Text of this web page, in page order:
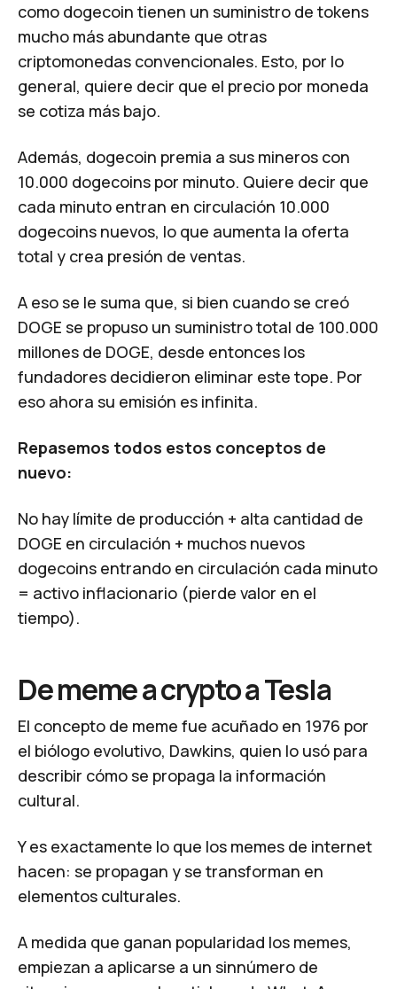
como dogecoin tienen un suministro de tokens
mucho más abundante que otras
criptomonedas convencionales. Esto, por lo
general, quiere decir que el precio por moneda
se cotiza más bajo.
Además, dogecoin premia a sus mineros con
10.000 dogecoins por minuto. Quiere decir que
cada minuto entran en circulación 10.000
dogecoins nuevos, lo que aumenta la oferta
total y crea presión de ventas.
A eso se le suma que, si bien cuando se creó
DOGE se propuso un suministro total de 100.000
millones de DOGE, desde entonces los
fundadores decidieron eliminar este tope. Por
eso ahora su emisión es infinita.
Repasemos todos estos conceptos de
nuevo:
No hay límite de producción + alta cantidad de
DOGE en circulación + muchos nuevos
dogecoins entrando en circulación cada minuto
= activo inflacionario (pierde valor en el
tiempo).
De meme a crypto a Tesla
El concepto de meme fue acuñado en 1976 por
el biólogo evolutivo, Dawkins, quien lo usó para
describir cómo se propaga la información
cultural.
Y es exactamente lo que los memes de internet
hacen: se propagan y se transforman en
elementos culturales.
A medida que ganan popularidad los memes,
empiezan a aplicarse a un sinnúmero de